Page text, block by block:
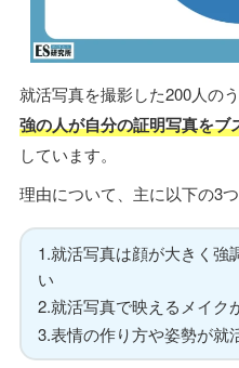
就活写真を撮影した200人のう
強の人が自分の証明写真を
しています。
理由について、主に以下の3つ
1.就活写真は顔が大きく強
い
2.就活写真で映えるメイク
3.表情の作り方や姿勢が就